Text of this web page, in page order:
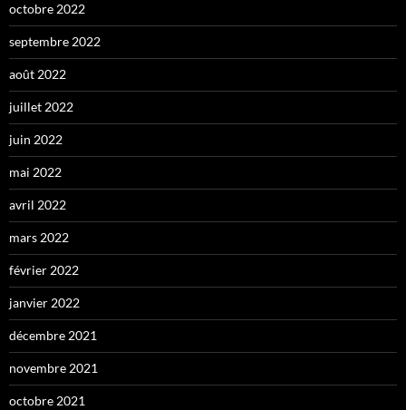
octobre 2022
septembre 2022
août 2022
juillet 2022
juin 2022
mai 2022
avril 2022
mars 2022
février 2022
janvier 2022
décembre 2021
novembre 2021
octobre 2021